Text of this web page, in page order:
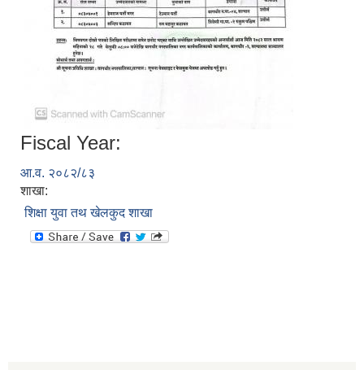
Fiscal Year:
आ.व. २०८२/८३
शाखा:
शिक्षा युवा तथ खेलकुद शाखा